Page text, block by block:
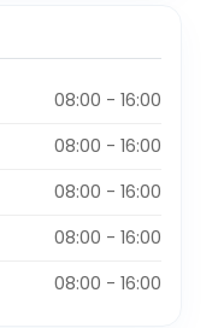
08:00 - 16:00
08:00 - 16:00
08:00 - 16:00
08:00 - 16:00
08:00 - 16:00